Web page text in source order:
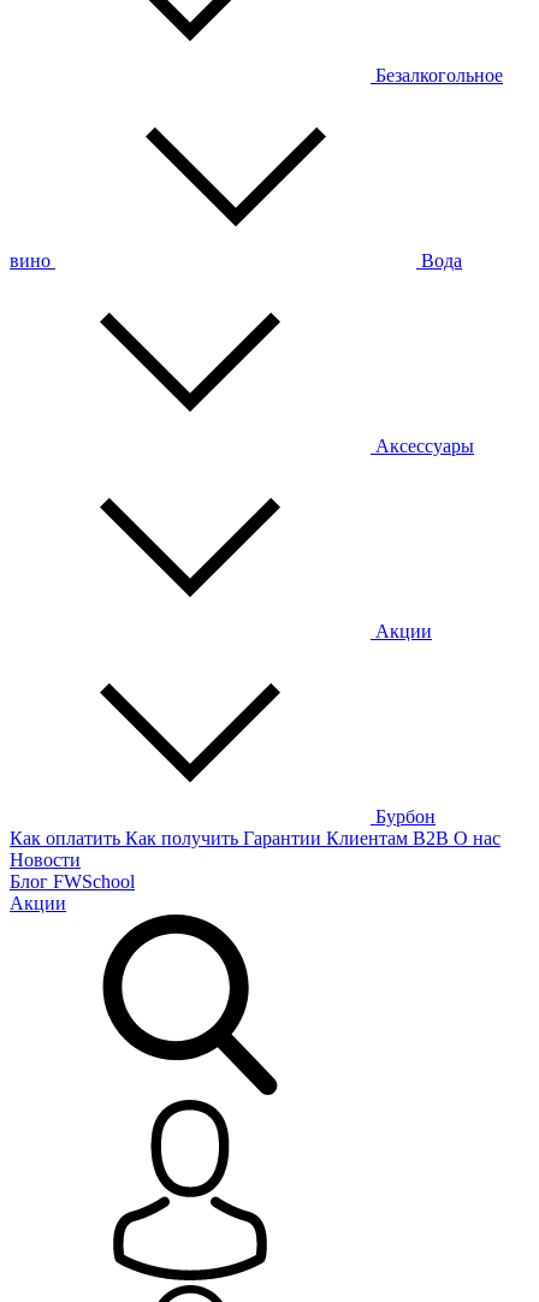
Безалкогольное
вино Вода
Аксессуары
Акции
Бурбон
Как оплатить Как получить Гарантии Клиентам B2B О нас
Новости
Блог FWSchool
Акции